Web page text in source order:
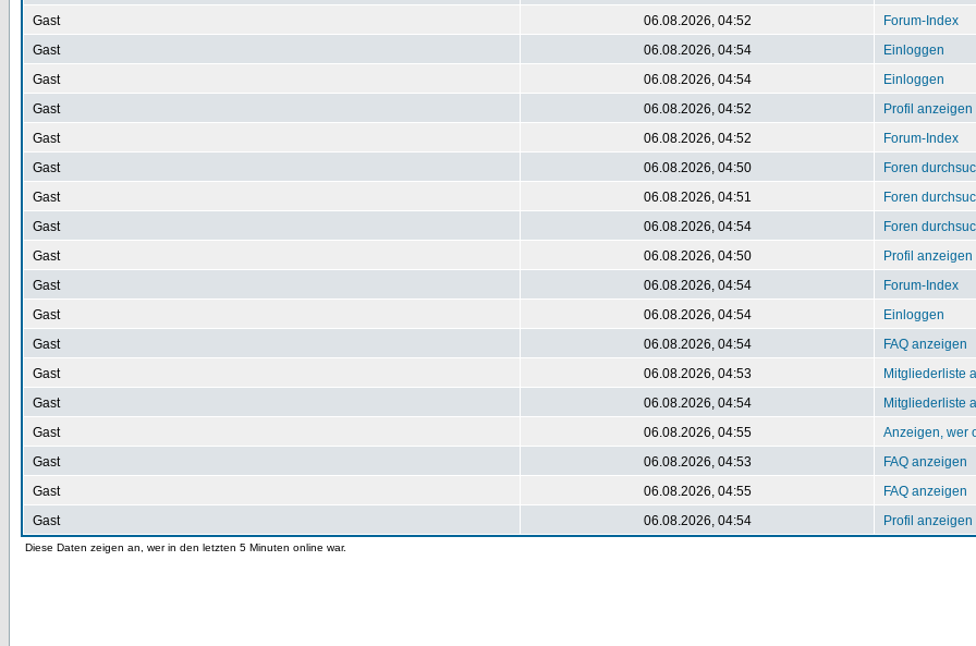
Gast
06.08.2026, 04:52
Forum-Index
Gast
06.08.2026, 04:54
Einloggen
Gast
06.08.2026, 04:54
Einloggen
Gast
06.08.2026, 04:52
Profil anzeigen
Gast
06.08.2026, 04:52
Forum-Index
Gast
06.08.2026, 04:50
Foren
Gast
06.08.2026, 04:51
Foren
Gast
06.08.2026, 04:54
Foren
Gast
06.08.2026, 04:50
Profil anzeigen
Gast
06.08.2026, 04:54
Forum-Index
Gast
06.08.2026, 04:54
Einloggen
Gast
06.08.2026, 04:54
FAQ anzeigen
Gast
06.08.2026, 04:53
Mitgliederliste
Gast
06.08.2026, 04:54
Mitgliederliste
Gast
06.08.2026, 04:55
Anzeigen, wer
Gast
06.08.2026, 04:53
FAQ anzeigen
Gast
06.08.2026, 04:55
FAQ anzeigen
Gast
06.08.2026, 04:54 Profil anzeigen
Diese Daten zeigen an, wer in den letzten 5 Minuten online war.